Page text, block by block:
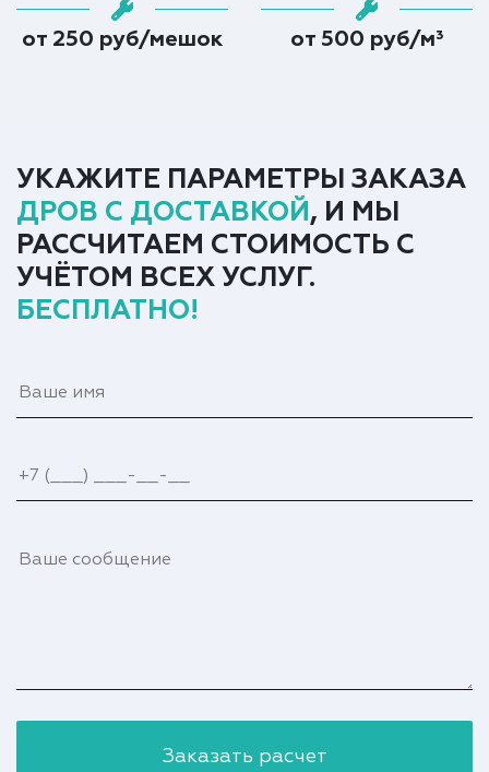
от 250 руб/мешок от 500 руб/м³
УКАЖИТЕ ПАРАМЕТРЫ ЗАКАЗА
ДРОВ С ДОСТАВКОЙ , И МЫ
РАССЧИТАЕМ СТОИМОСТЬ С
УЧЁТОМ ВСЕХ УСЛУГ.
БЕСПЛАТНО!